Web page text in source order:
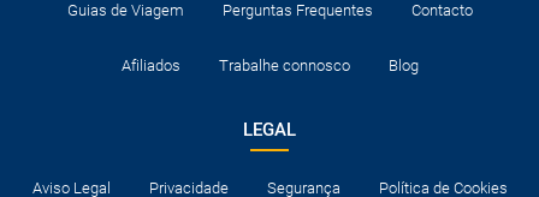
Guias de Viagem Perguntas Frequentes Contacto
Afiliados Trabalhe connosco Blog
LEGAL
Aviso Legal Privacidade Segurança Política de Cookies